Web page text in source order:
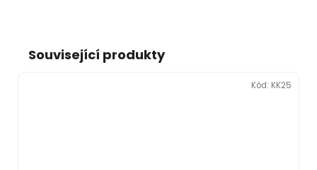
Související produkty
Kód: KK25